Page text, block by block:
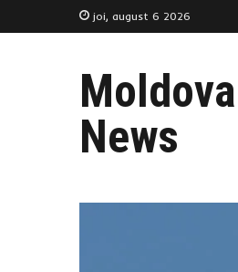
joi, august 6 2026
Moldova
News